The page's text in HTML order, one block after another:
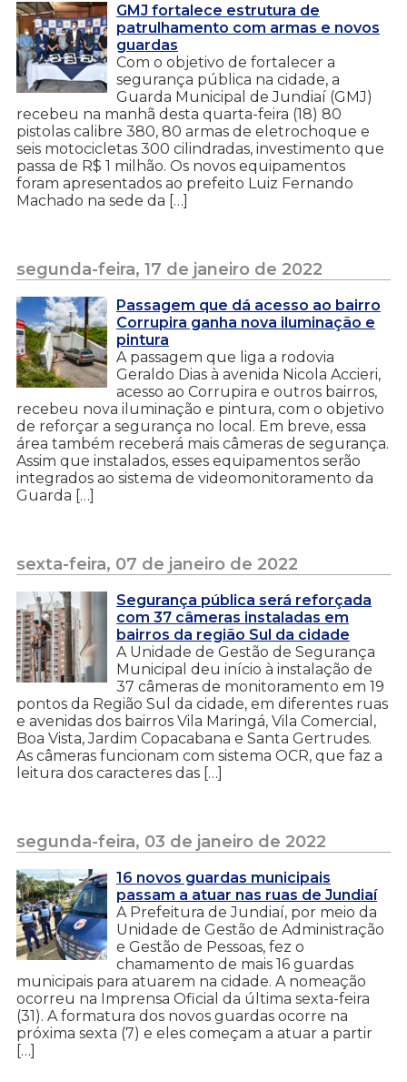
GMJ fortalece estrutura de
patrulhamento com armas e novos
guardas
Com o objetivo de fortalecer a
segurança pública na cidade, a
Guarda Municipal de Jundiaí (GMJ)
recebeu na manhã desta quarta-feira (18) 80
pistolas calibre 380, 80 armas de eletrochoque e
seis motocicletas 300 cilindradas, investimento que
passa de R$ 1 milhão. Os novos equipamentos
foram apresentados ao prefeito Luiz Fernando
Machado na sede da […]
segunda-feira, 17 de janeiro de 2022
Passagem que dá acesso ao bairro
Corrupira ganha nova iluminação e
pintura
A passagem que liga a rodovia
Geraldo Dias à avenida Nicola Accieri,
acesso ao Corrupira e outros bairros,
recebeu nova iluminação e pintura, com o objetivo
de reforçar a segurança no local. Em breve, essa
área também receberá mais câmeras de segurança.
Assim que instalados, esses equipamentos serão
integrados ao sistema de videomonitoramento da
Guarda […]
sexta-feira, 07 de janeiro de 2022
Segurança pública será reforçada
com 37 câmeras instaladas em
bairros da região Sul da cidade
A Unidade de Gestão de Segurança
Municipal deu início à instalação de
37 câmeras de monitoramento em 19
pontos da Região Sul da cidade, em diferentes ruas
e avenidas dos bairros Vila Maringá, Vila Comercial,
Boa Vista, Jardim Copacabana e Santa Gertrudes.
As câmeras funcionam com sistema OCR, que faz a
leitura dos caracteres das […]
segunda-feira, 03 de janeiro de 2022
16 novos guardas municipais
passam a atuar nas ruas de Jundiaí
A Prefeitura de Jundiaí, por meio da
Unidade de Gestão de Administração
e Gestão de Pessoas, fez o
chamamento de mais 16 guardas
municipais para atuarem na cidade. A nomeação
ocorreu na Imprensa Oficial da última sexta-feira
(31). A formatura dos novos guardas ocorre na
próxima sexta (7) e eles começam a atuar a partir
[…]